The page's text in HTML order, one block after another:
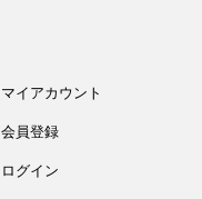
マイアカウント
会員登録
ログイン